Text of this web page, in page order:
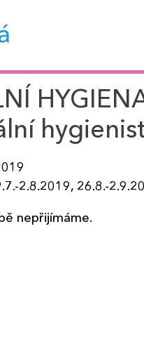
2.8.2019, 26.8.-
nepřijímáme.